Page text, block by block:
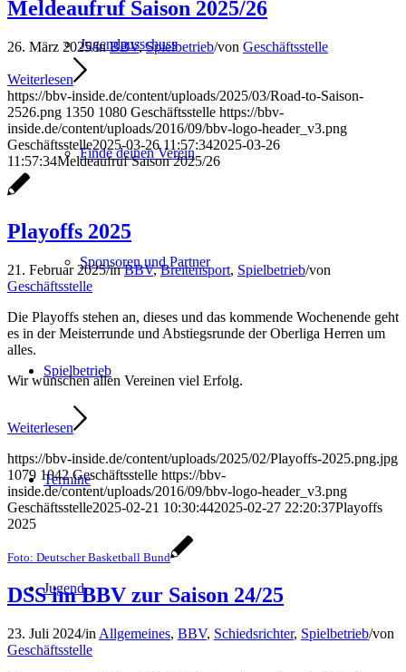
Jugendausschuss
Finde deinen Verein
Sponsoren und Partner
Spielbetrieb
Termine
Jugend
Meldeaufruf Saison 2025/26
26. März 2025/inBBV,Spielbetrieb/von Geschäftsstelle
Weiterlesen
https://bbv-inside.de/content/uploads/2025/03/Road-to-Saison-
2526.png 1350 1080 Geschäftsstelle https://bbv-
inside.de/content/uploads/2016/09/bbv-logo-header_v3.png
Geschäftsstelle2025-03-26 11:57:342025-03-26
11:57:34Meldeaufruf Saison 2025/26
Playoffs 2025
21. Februar 2025/inBBV,Breitensport, Spielbetrieb/von
Geschäftsstelle
Die Playoffs stehen an, dieses und das kommende Wochenende geht
es in der Meisterrunde und Abstiegsrunde der Oberliga Herren um
alles.
Wir wünschen allen Vereinen viel Erfolg.
Weiterlesen
https://bbv-inside.de/content/uploads/2025/02/Playoffs-2025.png.jpg
1079 1042 Geschäftsstelle https://bbv-
inside.de/content/uploads/2016/09/bbv-logo-header_v3.png
Geschäftsstelle2025-02-21 10:30:442025-02-27 22:20:37Playoffs
2025
Foto: Deutscher Basketball Bund
DSS im BBV zur Saison 24/25
23. Juli 2024/in Allgemeines, BBV, Schiedsrichter, Spielbetrieb/von
Geschäftsstelle